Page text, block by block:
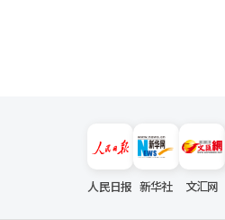
于这些企业所创造的技术和财富能为
TSMC使台湾成为战略国家，但如果
活，这对韩国来说是一个重要的警示
韩国经济的支柱是福音，但如果这些
人民日报 新华社 文汇网